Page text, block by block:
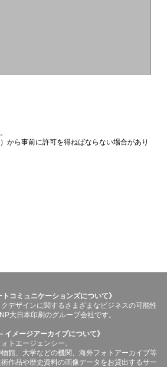
から事前に許可を得ねばならない場合があり
トコミュニケーションズについて》
デザインに関するさまざまなビジネスの可能性
大日本印刷のグループ会社です。
イメージアーカイブについて》
トエージェンシー。
館、大学などの機関、海外フォトアーカイブ等
作品や歴史資料の画像データをお貸出するサー